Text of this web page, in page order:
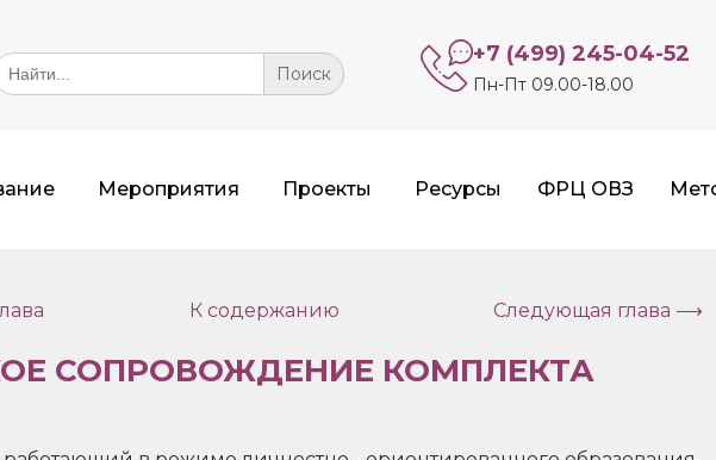
+7 (499) 245-04-52
Пн-Пт 09.00-18.00
Мероприятия Проекты Ресурсы ФРЦ ОВЗ
К содержанию Следующая глава ⟶
СОПРОВОЖДЕНИЕ КОМПЛЕКТА